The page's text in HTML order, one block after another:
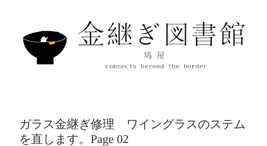
ガラス金継ぎ修理 ワイングラスのステム
を直します。Page 02